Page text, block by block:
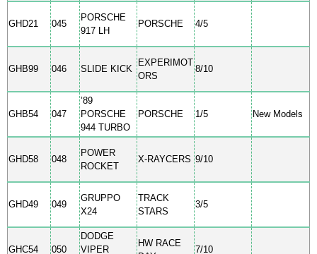
GHD21 045
PORSCHE
917 LH
PORSCHE 4/5
GHB99 046 SLIDE KICK
EXPERIMOT
ORS
8/10
GHB54 047
’89
PORSCHE
944 TURBO
PORSCHE 1/5 New Models
GHD58 048
POWER
ROCKET
X-RAYCERS 9/10
GHD49 049
GRUPPO
X24
TRACK
STARS
3/5
GHC54 050
DODGE
VIPER
HW RACE
7/10